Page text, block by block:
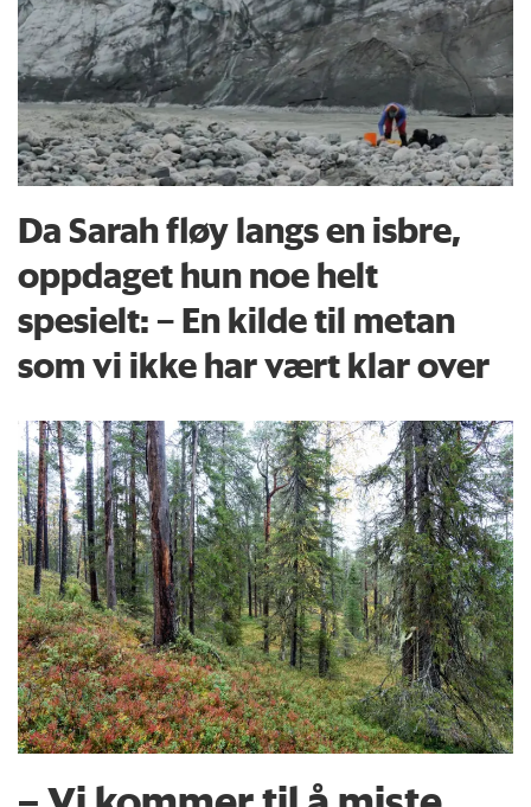
Da Sarah fløy langs en isbre,
oppdaget hun noe helt
spesielt: – En kilde til metan
som vi ikke har vært klar over